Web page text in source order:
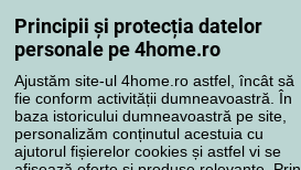
Principii și protecția datelor
personale pe 4home.ro
Ajustăm site-ul 4home.ro astfel, încât să
fie conform activității dumneavoastră. În
baza istoricului dumneavoastră pe site,
personalizăm conținutul acestuia cu
ajutorul fișierelor cookies și astfel vi se
Reclamaţii
Retragere de la contract
Regulile de procesare a recenziilor
Metode de transport